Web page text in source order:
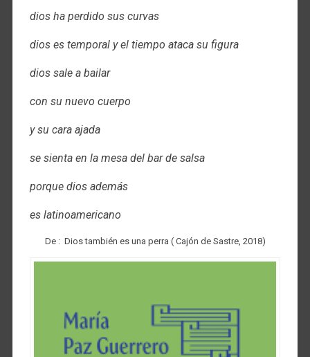
dios ha perdido sus curvas
dios es temporal y el tiempo ataca su figura
dios sale a bailar
con su nuevo cuerpo
y su cara ajada
se sienta en la mesa del bar de salsa
porque dios además
es latinoamericano
De : Dios también es una perra ( Cajón de Sastre, 2018)